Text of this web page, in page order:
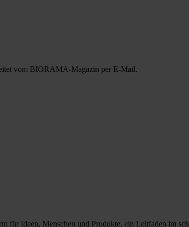
vom BIORAMA-Magazin per E-Mail.
für Ideen, Menschen und Produkte, ein Leitfaden im